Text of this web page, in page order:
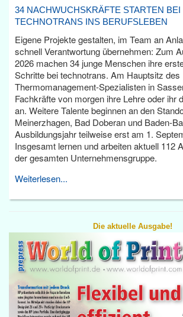
34 NACHWUCHSKRÄFTE STARTEN BEI
TECHNOTRANS INS BERUFSLEBEN
Eigene Projekte gestalten, im Team an
schnell Verantwortung übernehmen: Zum
2026 machen 34 junge Menschen ihre
Schritte bei technotrans. Am Hauptsitz des
Thermomanagement-Spezialisten in
Fachkräfte von morgen ihre Lehre oder ihr
an. Weitere Talente beginnen an den
Meinerzhagen, Bad Doberan und Baden-
Ausbildungsjahr teilweise erst am 1.
Insgesamt lernen und arbeiten aktuell 112
der gesamten Unternehmensgruppe.
Weiterlesen...
Die aktuelle Ausgabe!